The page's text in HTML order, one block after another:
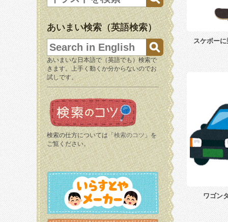
あいまい検索（英語検索）
あいまいな日本語で（英語でも）検索で
きます。上手く動くか分からないのでお
試しです。
検索の仕方については「 検索のコツ 」を
ご覧ください。
スケボー
ワゴン